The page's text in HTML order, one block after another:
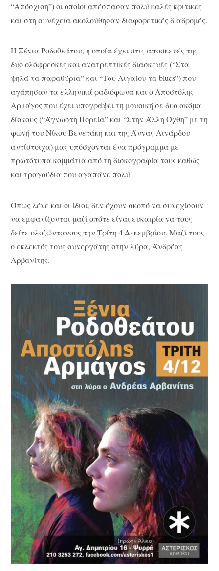
“Απόσχιση”) οι οποίοι απέσπασαν πολύ καλές κριτικές
και στη συνέχεια ακολούθησαν διαφορετικές διαδρομές.
Η Ξένια Ροδοθεάτου, η οποία έχει στις αποσκευές της
δυο ολόφρεσκες και ανατρεπτικές διασκευές (“Στα
ψηλά τα παραθύρια” και “Του Αιγαίου τα blues”) που
αγάπησαν τα ελληνικά ραδιόφωνα και ο Αποστόλης
Αρμάγος που έχει υπογράψει τη μουσική σε δυο ακόμα
δίσκους (“Άγνωστη Πορεία” και “Στην Άλλη Όχθη” με τη
φωνή του Νίκου Βενετάκη και της Άννας Λινάρδου
αντίστοιχα) μας υπόσχονται ένα πρόγραμμα με
πρωτότυπα κομμάτια από τη δισκογραφία τους καθώς
και τραγούδια που αγαπάνε πολύ.
Όπως λένε και οι ίδιοι, δεν έχουν σκοπό να συνεχίσουν
να εμφανίζονται μαζί οπότε είναι ευκαιρία να τους
δείτε ολοζώντανους την Τρίτη 4 Δεκεμβρίου. Μαζί τους
ο εκλεκτός τους συνεργάτης στην λύρα, Άνδρέας
Αρβανίτης.